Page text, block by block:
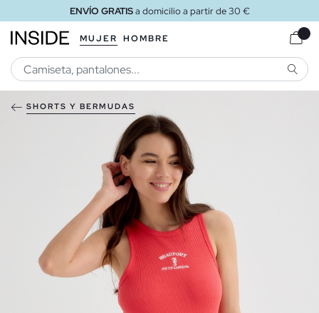
ENVÍO GRATISa domicilio a partir de 30 €
MUJER HOMBRE
SHORTS Y BERMUDAS